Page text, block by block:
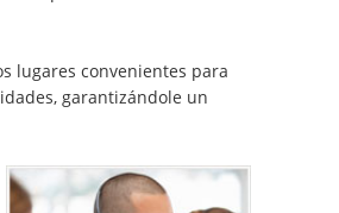
lugares convenientes para
garantizándole un